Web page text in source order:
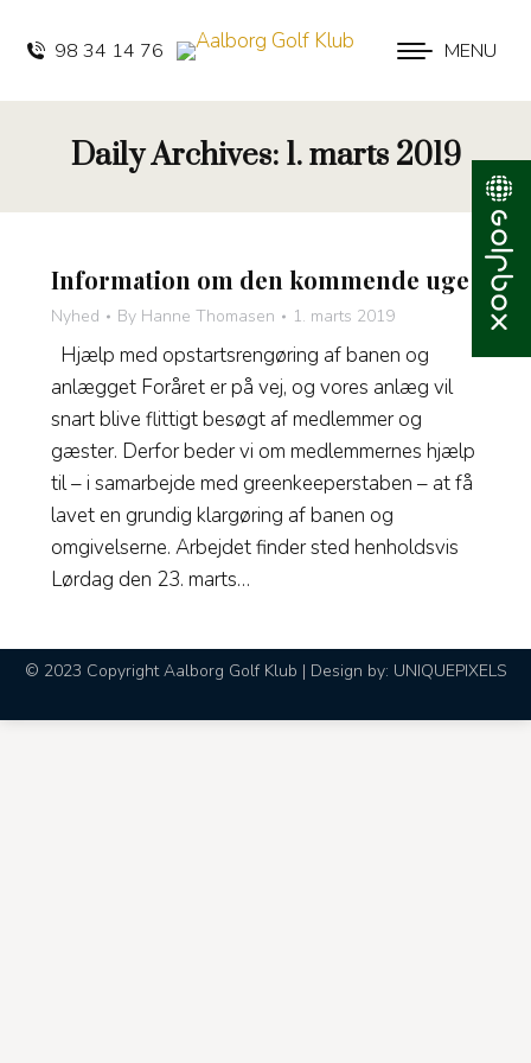
MENU
98 34 14 76
Daily Archives: 1. marts 2019
Information om den kommende uge
Nyhed By Hanne Thomasen 1. marts 2019
Hjælp med opstartsrengøring af banen og
anlægget Foråret er på vej, og vores anlæg vil
snart blive flittigt besøgt af medlemmer og
gæster. Derfor beder vi om medlemmernes hjælp
til – i samarbejde med greenkeeperstaben – at få
lavet en grundig klargøring af banen og
omgivelserne. Arbejdet finder sted henholdsvis
Lørdag den 23. marts…
© 2023 Copyright Aalborg Golf Klub | Design by: UNIQUEPIXELS